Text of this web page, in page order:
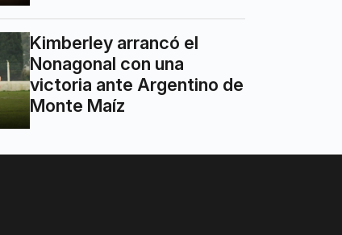
Kimberley arrancó el
Nonagonal con una
victoria ante Argentino de
Monte Maíz